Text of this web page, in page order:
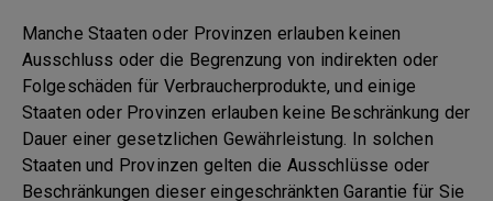
Manche Staaten oder Provinzen erlauben keinen
Ausschluss oder die Begrenzung von indirekten oder
Folgeschäden für Verbraucherprodukte, und einige
Staaten oder Provinzen erlauben keine Beschränkung der
Dauer einer gesetzlichen Gewährleistung. In solchen
Staaten und Provinzen gelten die Ausschlüsse oder
Beschränkungen dieser eingeschränkten Garantie für Sie